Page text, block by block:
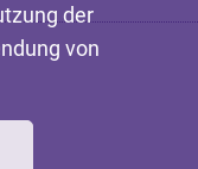
der
von